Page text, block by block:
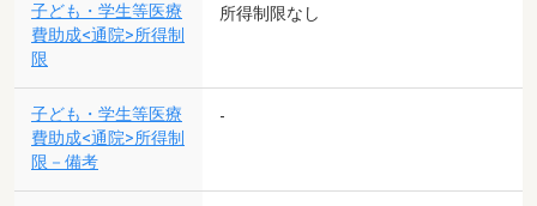
子ども・学生等医療
費助成<通院>所得制
限
所得制限なし
子ども・学生等医療
費助成<通院>所得制
限－備考
-